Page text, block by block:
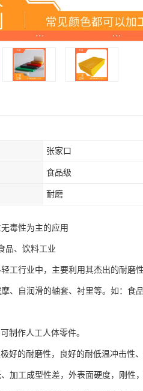
张家口
食品级
耐磨
毒性为主的应用
品、饮料工业
工行业中，主要利用其杰出的耐磨
、自润滑的轴套、衬里等。如：食
制作人工人体零件。
好的耐磨性，良好的耐低温冲击性
加工成型性差，外表面硬度，刚性